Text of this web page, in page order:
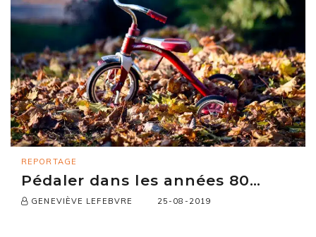
REPORTAGE
Pédaler dans les années 80…
GENEVIÈVE LEFEBVRE 25-08-2019